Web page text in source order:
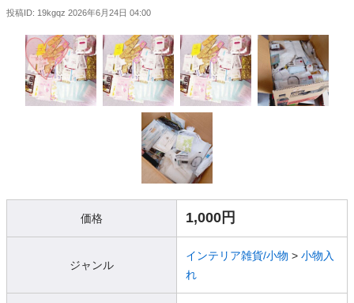
投稿ID: 19kgqz 2026年6月24日 04:00
価格 1,000円
ジャンル
インテリア雑貨/小物 > 小物入
れ